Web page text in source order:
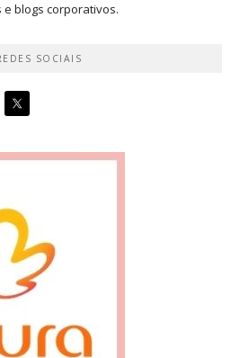
e blogs corporativos.
SOCIAIS